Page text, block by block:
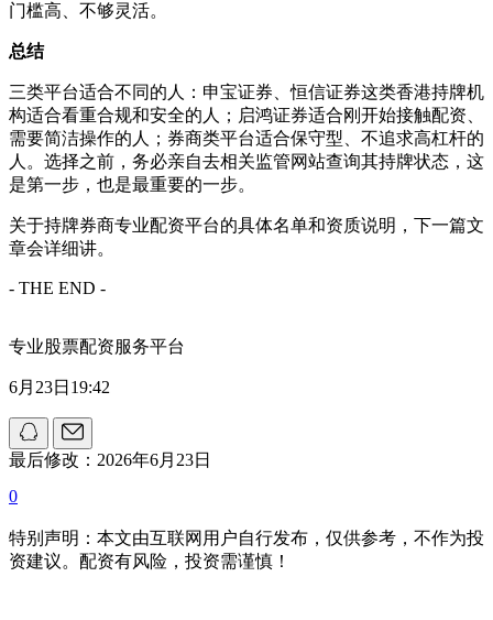
门槛高、不够灵活。
总结
三类平台适合不同的人：申宝证券、恒信证券这类香港持牌机
构适合看重合规和安全的人；启鸿证券适合刚开始接触配资、
需要简洁操作的人；券商类平台适合保守型、不追求高杠杆的
人。选择之前，务必亲自去相关监管网站查询其持牌状态，这
是第一步，也是最重要的一步。
关于持牌券商专业配资平台的具体名单和资质说明，下一篇文
章会详细讲。
- THE END -
专业股票配资服务平台
6月23日19:42
最后修改：2026年6月23日
0
特别声明：本文由互联网用户自行发布，仅供参考，不作为投
资建议。配资有风险，投资需谨慎！